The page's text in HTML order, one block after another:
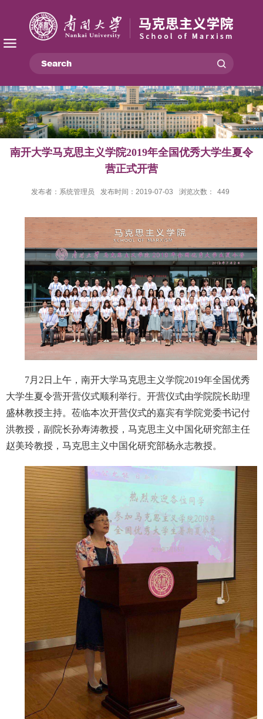
南开大学马克思主义学院2019年全国优秀大学生夏令
营正式开营
发布者：系统管理员 发布时间：2019-07-03 浏览次数： 449
7月2日上午，南开大学马克思主义学院2019年全国优秀
大学生夏令营开营仪式顺利举行。开营仪式由学院院长助理
盛林教授主持。莅临本次开营仪式的嘉宾有学院党委书记付
洪教授，副院长孙寿涛教授，马克思主义中国化研究部主任
赵美玲教授，马克思主义中国化研究部杨永志教授。